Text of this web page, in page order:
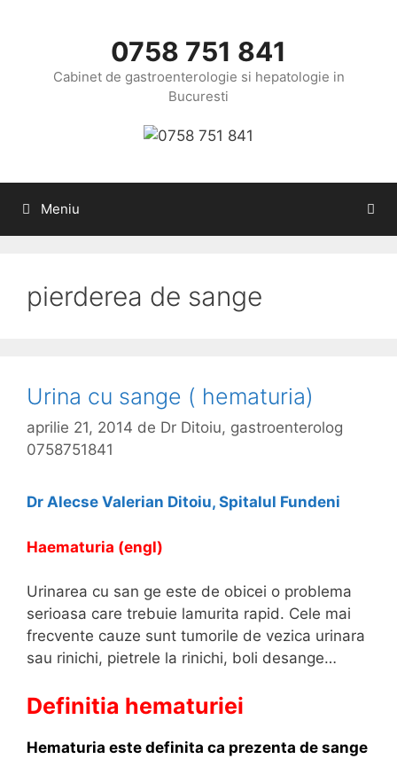
0758 751 841
Cabinet de gastroenterologie si hepatologie in
Bucuresti
Meniu
pierderea de sange
Urina cu sange ( hematuria)
aprilie 21, 2014 de Dr Ditoiu, gastroenterolog
0758751841
Dr Alecse Valerian Ditoiu, Spitalul Fundeni
Haematuria (engl)
Urinarea cu san ge este de obicei o problema
serioasa care trebuie lamurita rapid. Cele mai
frecvente cauze sunt tumorile de vezica urinara
sau rinichi, pietrele la rinichi, boli desange…
Definitia hematuriei
Hematuria este definita ca prezenta de sange